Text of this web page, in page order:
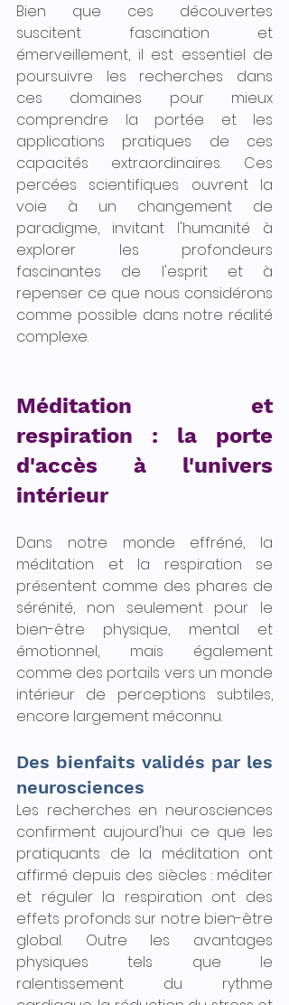
Bien que ces découvertes
suscitent fascination et
émerveillement, il est essentiel de
poursuivre les recherches dans
ces domaines pour mieux
comprendre la portée et les
applications pratiques de ces
capacités extraordinaires. Ces
percées scientifiques ouvrent la
voie à un changement de
paradigme, invitant l'humanité à
explorer les profondeurs
fascinantes de l'esprit et à
repenser ce que nous considérons
comme possible dans notre réalité
complexe.
Méditation et
respiration : la porte
d'accès à l'univers
intérieur
Dans notre monde effréné, la
méditation et la respiration se
présentent comme des phares de
sérénité, non seulement pour le
bien-être physique, mental et
émotionnel, mais également
comme des portails vers un monde
intérieur de perceptions subtiles,
encore largement méconnu.
Des bienfaits validés par les
neurosciences
Les recherches en neurosciences
confirment aujourd'hui ce que les
pratiquants de la méditation ont
affirmé depuis des siècles : méditer
et réguler la respiration ont des
effets profonds sur notre bien-être
global. Outre les avantages
physiques tels que le
ralentissement du rythme